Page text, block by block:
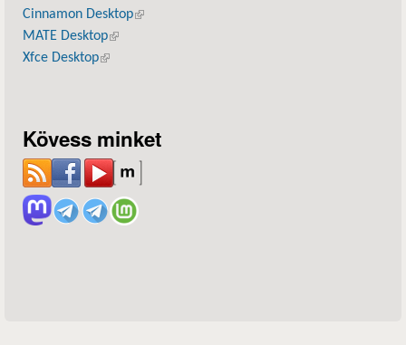
Cinnamon Desktop(külső hivatkozás)
MATE Desktop(külső hivatkozás)
Xfce Desktop(külső hivatkozás)
Kövess minket